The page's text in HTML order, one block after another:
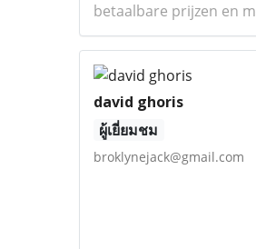
betaalbare prijzen en
david ghoris
ผู้เยี่ยมชม
broklynejack@gmail.com